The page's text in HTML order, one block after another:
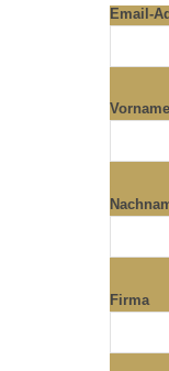
Email-
Vorname
Firma